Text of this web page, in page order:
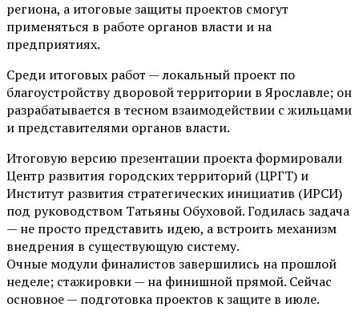
региона, а итоговые защиты проектов смогут
применяться в работе органов власти и на
предприятиях.
Среди итоговых работ — локальный проект по
благоустройству дворовой территории в Ярославле; он
разрабатывается в тесном взаимодействии с жильцами
и представителями органов власти.
Итоговую версию презентации проекта формировали
Центр развития городских территорий (ЦРГТ) и
Институт развития стратегических инициатив (ИРСИ)
под руководством Татьяны Обуховой. Годилась задача
— не просто представить идею, а встроить механизм
внедрения в существующую систему.
Очные модули финалистов завершились на прошлой
неделе; стажировки — на финишной прямой. Сейчас
основное — подготовка проектов к защите в июле.